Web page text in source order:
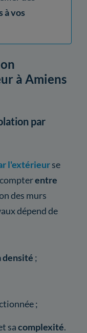
à vos
à Amiens
par
l'extérieurse
entre
des murs
dépend de
densité ;
;
sacomplexité.